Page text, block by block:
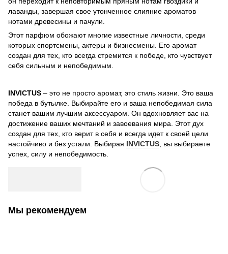
лаванды, завершая свое утонченное слияние ароматов
нотами древесины и пачули.
Этот парфюм обожают многие известные личности, среди
которых спортсмены, актеры и бизнесмены. Его аромат
создан для тех, кто всегда стремится к победе, кто чувствует
себя сильным и непобедимым.
INVICTUS – это не просто аромат, это стиль жизни. Это ваша
победа в бутылке. Выбирайте его и ваша непобедимая сила
станет вашим лучшим аксессуаром. Он вдохновляет вас на
достижение ваших мечтаний и завоевания мира. Этот дух
создан для тех, кто верит в себя и всегда идет к своей цели
настойчиво и без устали. Выбирая INVICTUS , вы выбираете
успех, силу и непобедимость.
Мы рекомендуем